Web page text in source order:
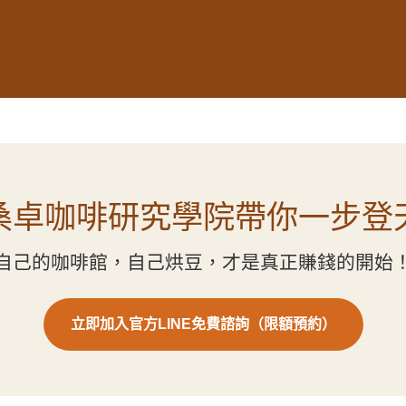
卓咖啡研究學院帶你一步登
己的咖啡館，自己烘豆，才是真正賺錢的開始
立即加入官方LINE免費諮詢（限額預約）